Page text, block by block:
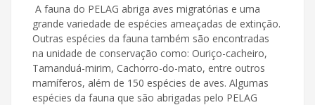
A fauna do PELAG abriga aves migratórias e uma
grande variedade de espécies ameaçadas de extinção.
Outras espécies da fauna também são encontradas
na unidade de conservação como: Ouriço-cacheiro,
Tamanduá-mirim, Cachorro-do-mato, entre outros
mamíferos, além de 150 espécies de aves. Algumas
espécies da fauna que são abrigadas pelo PELAG